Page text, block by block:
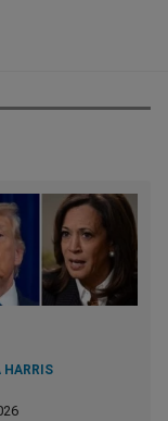
HARRIS